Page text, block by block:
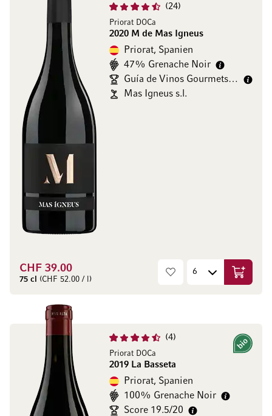
24
Priorat DOCa
2020 M de Mas Igneus
Priorat, Spanien
47% Grenache Noir
Guía de Vinos Gourmets 95/100
Mas Igneus s.l.
CHF 39.00
75 cl (CHF 52.00 / l) In den
4
Priorat DOCa
2019 La Basseta
Bio
Priorat, Spanien
100% Grenache Noir
Score 19.5/20